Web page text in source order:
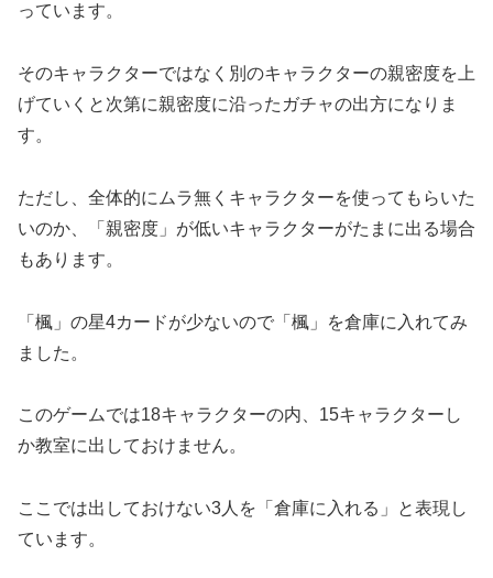
っています。
そのキャラクターではなく別のキャラクターの親密度を上
げていくと次第に親密度に沿ったガチャの出方になりま
す。
ただし、全体的にムラ無くキャラクターを使ってもらいた
いのか、「親密度」が低いキャラクターがたまに出る場合
もあります。
「楓」の星4カードが少ないので「楓」を倉庫に入れてみ
ました。
このゲームでは18キャラクターの内、15キャラクターし
か教室に出しておけません。
ここでは出しておけない3人を「倉庫に入れる」と表現し
ています。